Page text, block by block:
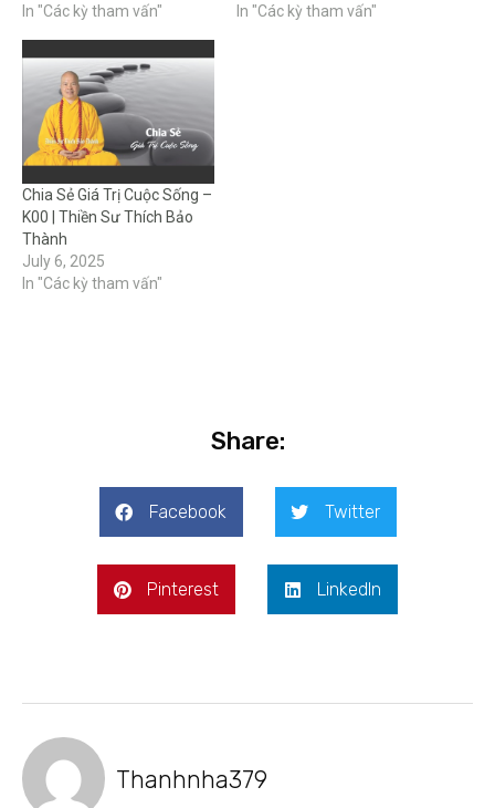
In "Các kỳ tham vấn"
In "Các kỳ tham vấn"
Chia Sẻ Giá Trị Cuộc Sống –
K00 | Thiền Sư Thích Bảo
Thành
July 6, 2025
In "Các kỳ tham vấn"
Share:
Facebook Twitter
Pinterest LinkedIn
Thanhnha379